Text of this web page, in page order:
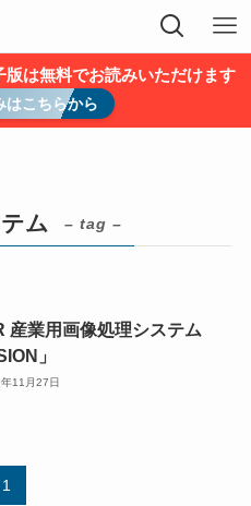
は無料でお読みいただけます
はこちらから
ム – tag –
産業用画像処理システム
」
11月27日
1